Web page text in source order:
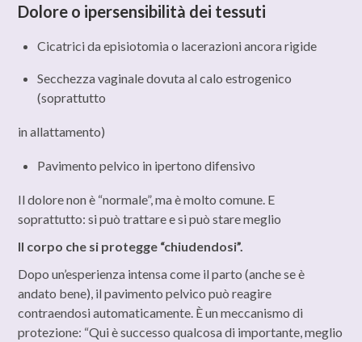
Dolore o ipersensibilità dei tessuti
Cicatrici da episiotomia o lacerazioni ancora rigide
Secchezza vaginale dovuta al calo estrogenico
(soprattutto
in allattamento)
Pavimento pelvico in ipertono difensivo
Il dolore non è “normale”, ma è molto comune. E
soprattutto: si può trattare e si può stare meglio
Il corpo che si protegge “chiudendosi”.
Dopo un’esperienza intensa come il parto (anche se è
andato bene), il pavimento pelvico può reagire
contraendosi automaticamente. È un meccanismo di
protezione: “Qui è successo qualcosa di importante, meglio